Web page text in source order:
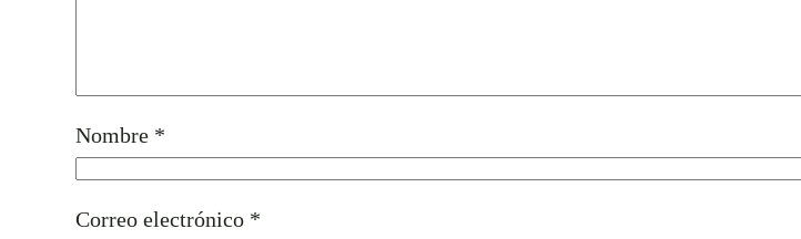
Nombre *
Correo electrónico *